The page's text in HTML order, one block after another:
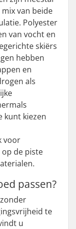
van beide
Polyester
van vocht en
skiërs
hebben
en
als
kunt kiezen
voor
de piste
passen?
te
u